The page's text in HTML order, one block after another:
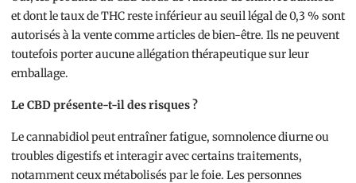
et dont le taux de THC reste inférieur au seuil légal de 0,3 % sont
autorisés à la vente comme articles de bien-être. Ils ne peuvent
toutefois porter aucune allégation thérapeutique sur leur
emballage.
Le CBD présente-t-il des risques ?
Le cannabidiol peut entraîner fatigue, somnolence diurne ou
troubles digestifs et interagir avec certains traitements,
notamment ceux métabolisés par le foie. Les personnes